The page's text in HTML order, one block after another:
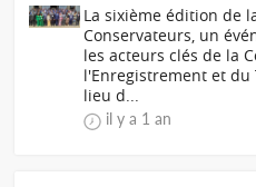
La sixième édition de
Conservateurs, un
les acteurs clés de la
l'Enregistrement et du
lieu d...
il y a 1 an